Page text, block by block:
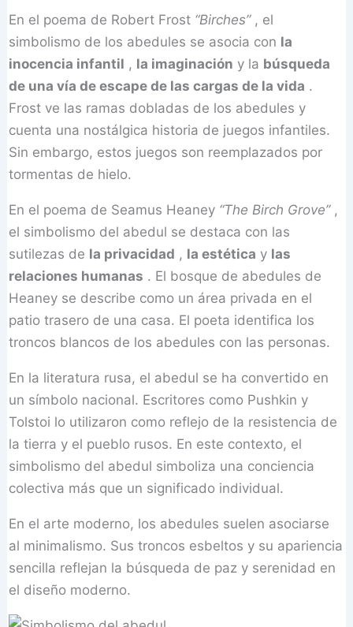
En el poema de Robert Frost “Birches”, el
simbolismo de los abedules se asocia con la
inocencia infantil , la imaginación y la búsqueda
de una vía de escape de las cargas de la vida .
Frost ve las ramas dobladas de los abedules y
cuenta una nostálgica historia de juegos infantiles.
Sin embargo, estos juegos son reemplazados por
tormentas de hielo.
En el poema de Seamus Heaney “The Birch Grove”,
el simbolismo del abedul se destaca con las
sutilezas de la privacidad , la estética y las
relaciones humanas . El bosque de abedules de
Heaney se describe como un área privada en el
patio trasero de una casa. El poeta identifica los
troncos blancos de los abedules con las personas.
En la literatura rusa, el abedul se ha convertido en
un símbolo nacional. Escritores como Pushkin y
Tolstoi lo utilizaron como reflejo de la resistencia de
la tierra y el pueblo rusos. En este contexto, el
simbolismo del abedul simboliza una conciencia
colectiva más que un significado individual.
En el arte moderno, los abedules suelen asociarse
al minimalismo. Sus troncos esbeltos y su apariencia
sencilla reflejan la búsqueda de paz y serenidad en
el diseño moderno.